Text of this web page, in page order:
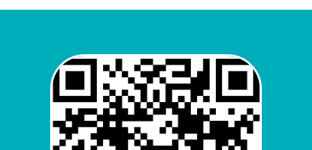
Métabief
loisirs en
6 août 2026 à
📣 Petit rappel !
vraiment 💚